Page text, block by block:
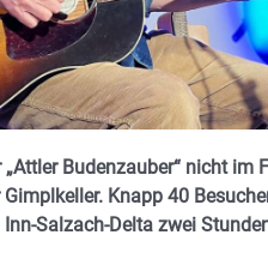
Budenzauber“ nicht
Knapp 40
Inn-Salzach-Delta zwei